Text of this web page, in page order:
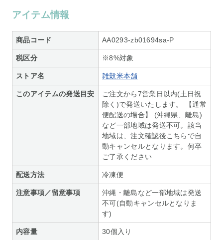
アイテム情報
商品コード AA0293-zb01694sa-P
税区分 ※8%対象
ストア名 雑穀米本舗
このアイテムの発送目安
ご注文から7営業日以内(土日祝
除く)で発送いたします。 【通常
便配送の場合】 (沖縄県、離島)
など一部地域は発送不可。該当
地域は、注文確認後こちらで自
動キャンセルとなります。何卒
ご了承ください
配送方法 冷凍便
注意事項／留意事項
沖縄・離島など一部地域は発送
不可(自動キャンセルとなりま
す)
内容量 30個入り